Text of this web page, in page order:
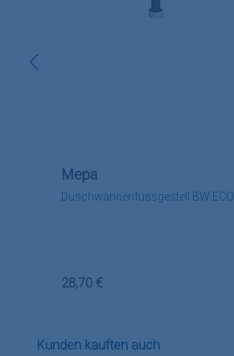
Duschwannenfussgestell BW ECO
Mepa
Regulärer Preis:
28,70 €
Produktgalerie überspringen
Kunden kauften auch